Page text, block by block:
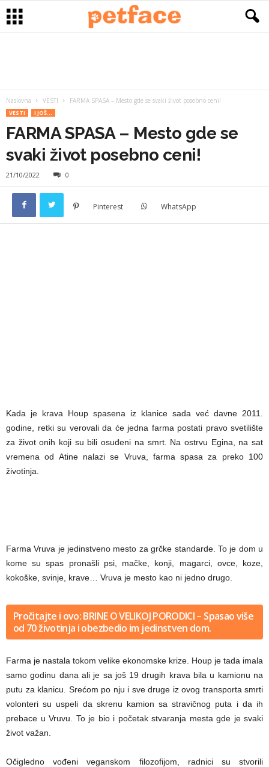
Naslovna VESTI FARMA SPASA – Mesto gde se svaki život posebno ceni!
VESTI I JOŠ...
FARMA SPASA – Mesto gde se
svaki život posebno ceni!
21/10/2022 0
Pinterest WhatsApp
Kada je krava Houp spasena iz klanice sada već davne 2011.
godine, retki su verovali da će jedna farma postati pravo svetilište
za život onih koji su bili osuđeni na smrt. Na ostrvu Egina, na sat
vremena od Atine nalazi se Vruva, farma spasa za preko 100
životinja.
Farma Vruva je jedinstveno mesto za grčke standarde. To je dom u
kome su spas pronašli psi, mačke, konji, magarci, ovce, koze,
kokoške, svinje, krave… Vruva je mesto kao ni jedno drugo.
Pročitajte i ovo: BRINE O VELIKOJ PORODICI – Spasao više
od 70 životinja i obezbedio im jedinstven dom.
Farma je nastala tokom velike ekonomske krize. Houp je tada imala
samo godinu dana ali je sa još 19 drugih krava bila u kamionu na
putu za klanicu. Srećom po nju i sve druge iz ovog transporta smrti
volonteri su uspeli da skrenu kamion sa stravičnog puta i da ih
prebace u Vruvu. To je bio i početak stvaranja mesta gde je svaki
život važan.
Očigledno vođeni veganskom filozofijom, radnici su stvorili